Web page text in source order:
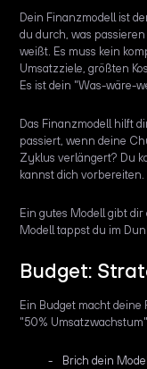
Dein Finanzmodell ist
du durch, was
weißt. Es muss kein
Umsatzziele, größten
Es ist dein "Was-wäre-
Das Finanzmodell hilft
passiert, wenn deine
Zyklus verlängert? Du
kannst dich vorbereiten.
Ein gutes Modell gibt
Modell tappst du im
Budget:
Ein Budget macht
"50 %
Brich dein